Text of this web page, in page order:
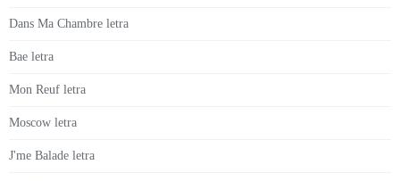
Dans Ma Chambre letra
Bae letra
Mon Reuf letra
Moscow letra
J'me Balade letra